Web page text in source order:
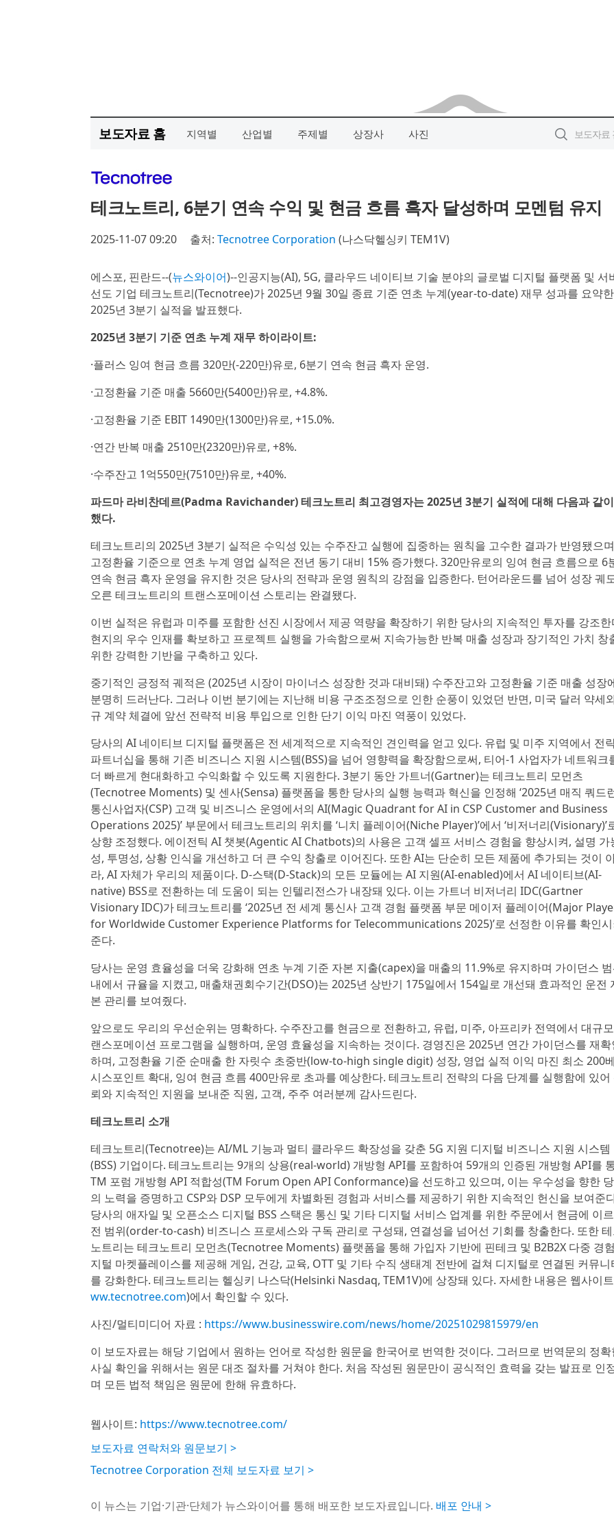
보도자료 홈 지역별 산업별 주제별 상장사 사진
테크노트리, 6분기 연속 수익 및 현금 흐름 흑자 달성하며 모멘텀 유지
2025-11-07 09:20 출처: Tecnotree Corporation (나스닥헬싱키 TEM1V)
에스포, 핀란드--(뉴스와이어)--인공지능(AI), 5G, 클라우드 네이티브 기술 분야의 글로벌 디지털 플랫폼 및 서
선도 기업 테크노트리(Tecnotree)가 2025년 9월 30일 종료 기준 연초 누계(year-to-date) 재무 성과를 요약한
2025년 3분기 실적을 발표했다.
2025년 3분기 기준 연초 누계 재무 하이라이트:
·플러스 잉여 현금 흐름 320만(-220만)유로, 6분기 연속 현금 흑자 운영.
·고정환율 기준 매출 5660만(5400만)유로, +4.8%.
·고정환율 기준 EBIT 1490만(1300만)유로, +15.0%.
·연간 반복 매출 2510만(2320만)유로, +8%.
·수주잔고 1억550만(7510만)유로, +40%.
파드마 라비찬데르(Padma Ravichander) 테크노트리 최고경영자는 2025년 3분기 실적에 대해 다음과 같
했다.
테크노트리의 2025년 3분기 실적은 수익성 있는 수주잔고 실행에 집중하는 원칙을 고수한 결과가 반영됐으
고정환율 기준으로 연초 누계 영업 실적은 전년 동기 대비 15% 증가했다. 320만유로의 잉여 현금 흐름으로 6
연속 현금 흑자 운영을 유지한 것은 당사의 전략과 운영 원칙의 강점을 입증한다. 턴어라운드를 넘어 성장 궤
오른 테크노트리의 트랜스포메이션 스토리는 완결됐다.
이번 실적은 유럽과 미주를 포함한 선진 시장에서 제공 역량을 확장하기 위한 당사의 지속적인 투자를 강조한
현지의 우수 인재를 확보하고 프로젝트 실행을 가속함으로써 지속가능한 반복 매출 성장과 장기적인 가치 창
위한 강력한 기반을 구축하고 있다.
중기적인 긍정적 궤적은 (2025년 시장이 마이너스 성장한 것과 대비돼) 수주잔고와 고정환율 기준 매출 성장
분명히 드러난다. 그러나 이번 분기에는 지난해 비용 구조조정으로 인한 순풍이 있었던 반면, 미국 달러 약세
규 계약 체결에 앞선 전략적 비용 투입으로 인한 단기 이익 마진 역풍이 있었다.
당사의 AI 네이티브 디지털 플랫폼은 전 세계적으로 지속적인 견인력을 얻고 있다. 유럽 및 미주 지역에서 전
파트너십을 통해 기존 비즈니스 지원 시스템(BSS)을 넘어 영향력을 확장함으로써, 티어-1 사업자가 네트워크
더 빠르게 현대화하고 수익화할 수 있도록 지원한다. 3분기 동안 가트너(Gartner)는 테크노트리 모먼츠
(Tecnotree Moments) 및 센사(Sensa) 플랫폼을 통한 당사의 실행 능력과 혁신을 인정해 ‘2025년 매직 쿼드
통신사업자(CSP) 고객 및 비즈니스 운영에서의 AI(Magic Quadrant for AI in CSP Customer and Business
Operations 2025)’ 부문에서 테크노트리의 위치를 ‘니치 플레이어(Niche Player)’에서 ‘비저너리(Visionary)’
상향 조정했다. 에이전틱 AI 챗봇(Agentic AI Chatbots)의 사용은 고객 셀프 서비스 경험을 향상시켜, 설명 가
성, 투명성, 상황 인식을 개선하고 더 큰 수익 창출로 이어진다. 또한 AI는 단순히 모든 제품에 추가되는 것이
라, AI 자체가 우리의 제품이다. D-스택(D-Stack)의 모든 모듈에는 AI 지원(AI-enabled)에서 AI 네이티브(AI-
native) BSS로 전환하는 데 도움이 되는 인텔리전스가 내장돼 있다. 이는 가트너 비저너리 IDC(Gartner
Visionary IDC)가 테크노트리를 ‘2025년 전 세계 통신사 고객 경험 플랫폼 부문 메이저 플레이어(Major
for Worldwide Customer Experience Platforms for Telecommunications 2025)’로 선정한 이유를 확인시
준다.
당사는 운영 효율성을 더욱 강화해 연초 누계 기준 자본 지출(capex)을 매출의 11.9%로 유지하며 가이던스 범
내에서 규율을 지켰고, 매출채권회수기간(DSO)는 2025년 상반기 175일에서 154일로 개선돼 효과적인 운전
본 관리를 보여줬다.
앞으로도 우리의 우선순위는 명확하다. 수주잔고를 현금으로 전환하고, 유럽, 미주, 아프리카 전역에서 대규
랜스포메이션 프로그램을 실행하며, 운영 효율성을 지속하는 것이다. 경영진은 2025년 연간 가이던스를 재확
하며, 고정환율 기준 순매출 한 자릿수 초중반(low-to-high single digit) 성장, 영업 실적 이익 마진 최소 200
시스포인트 확대, 잉여 현금 흐름 400만유로 초과를 예상한다. 테크노트리 전략의 다음 단계를 실행함에 있어
뢰와 지속적인 지원을 보내준 직원, 고객, 주주 여러분께 감사드린다.
테크노트리 소개
테크노트리(Tecnotree)는 AI/ML 기능과 멀티 클라우드 확장성을 갖춘 5G 지원 디지털 비즈니스 지원 시스템
(BSS) 기업이다. 테크노트리는 9개의 상용(real-world) 개방형 API를 포함하여 59개의 인증된 개방형 API를
TM 포럼 개방형 API 적합성(TM Forum Open API Conformance)을 선도하고 있으며, 이는 우수성을 향한
의 노력을 증명하고 CSP와 DSP 모두에게 차별화된 경험과 서비스를 제공하기 위한 지속적인 헌신을 보여준
당사의 애자일 및 오픈소스 디지털 BSS 스택은 통신 및 기타 디지털 서비스 업계를 위한 주문에서 현금에 이
전 범위(order-to-cash) 비즈니스 프로세스와 구독 관리로 구성돼, 연결성을 넘어선 기회를 창출한다. 또한
노트리는 테크노트리 모먼츠(Tecnotree Moments) 플랫폼을 통해 가입자 기반에 핀테크 및 B2B2X 다중 경
지털 마켓플레이스를 제공해 게임, 건강, 교육, OTT 및 기타 수직 생태계 전반에 걸쳐 디지털로 연결된 커뮤니
를 강화한다. 테크노트리는 헬싱키 나스닥(Helsinki Nasdaq, TEM1V)에 상장돼 있다. 자세한 내용은 웹사이
ww.tecnotree.com)에서 확인할 수 있다.
사진/멀티미디어 자료 : https://www.businesswire.com/news/home/20251029815979/en
이 보도자료는 해당 기업에서 원하는 언어로 작성한 원문을 한국어로 번역한 것이다. 그러므로 번역문의 정확
사실 확인을 위해서는 원문 대조 절차를 거쳐야 한다. 처음 작성된 원문만이 공식적인 효력을 갖는 발표로 인
며 모든 법적 책임은 원문에 한해 유효하다.
웹사이트: https://www.tecnotree.com/
보도자료 연락처와 원문보기 >
Tecnotree Corporation 전체 보도자료 보기 >
이 뉴스는 기업·기관·단체가 뉴스와이어를 통해 배포한 보도자료입니다. 배포 안내 >